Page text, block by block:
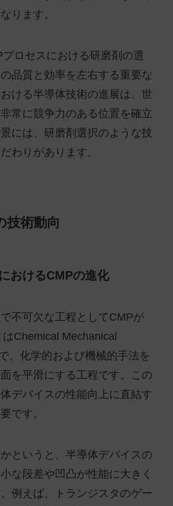
ります。
ロセスにおける研磨剤の選
品質と効率を左右する重要な
ける半導体技術の進展は、世
常に競争力のある位置を確立
には、研磨剤選択のような技
わりがあります。
技術動向
おけるCMPの進化
不可欠な工程としてCMPが
Chemical Mechanical
、化学的および機械的手法を
を平滑にする工程です。この
デバイスの性能向上に直結す
です。
というと、半導体デバイスの
な段差や凹凸が性能に大きく
例えば、トランジスタのゲー